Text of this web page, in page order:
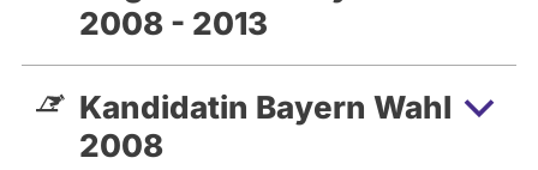
2008 - 2013
Kandidatin Bayern Wahl
2008